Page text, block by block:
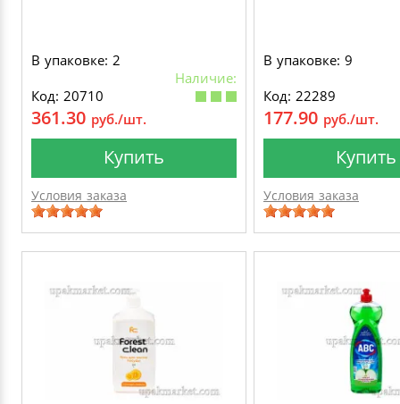
В упаковке: 2
Наличие:
Код: 20710
361.30 руб./шт.
Купить
Условия заказа
В упаковке: 9
Код: 22289
177.90 руб./шт.
Купить
Условия заказа